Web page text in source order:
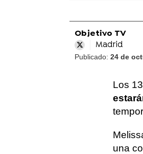
Objetivo TV
Madrid
Publicado: 24 de
Los
una